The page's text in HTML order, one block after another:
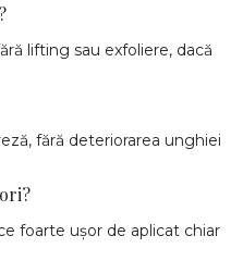
lifting sau exfoliere, dacă
fără deteriorarea unghiei
foarte ușor de aplicat chiar